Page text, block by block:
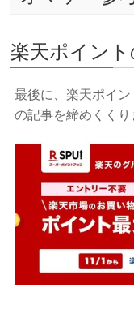
楽天ポイン
最後に、楽天ポイ
の記事を締めくくり